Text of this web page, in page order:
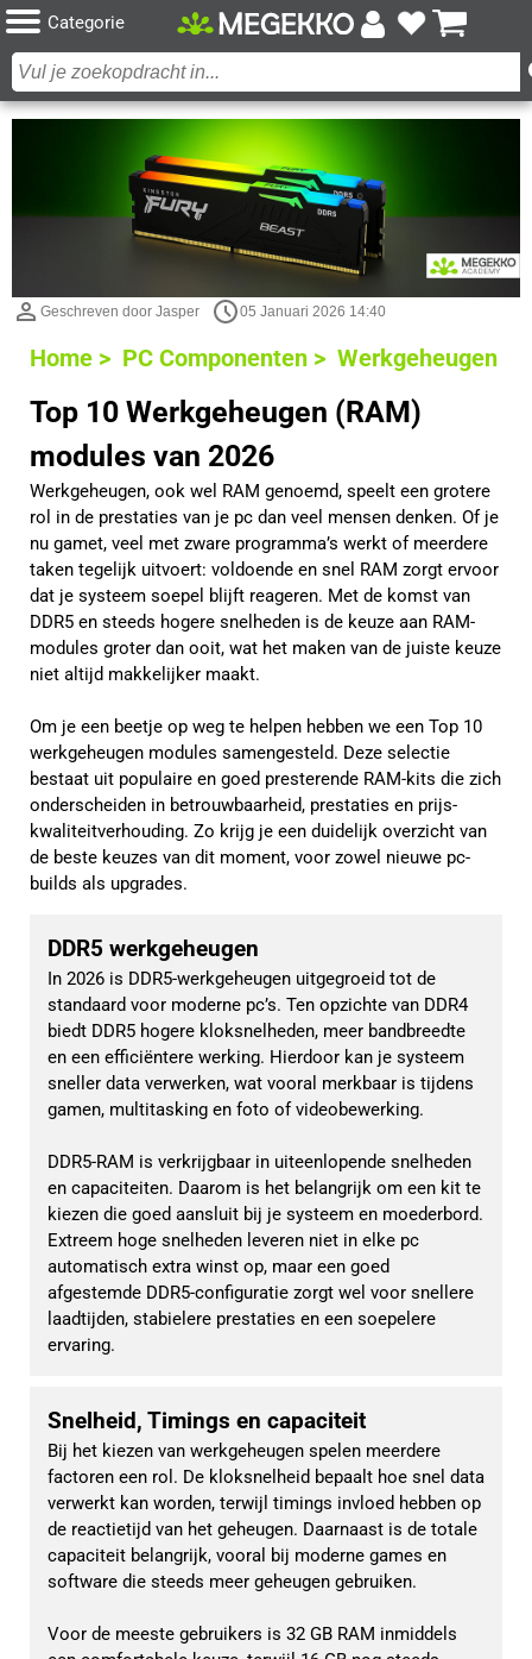
Categorie
Geschreven door Jasper 05 Januari 2026 14:40
Home > PC Componenten > Werkgeheugen
Top 10 Werkgeheugen (RAM)
modules van 2026
Werkgeheugen, ook wel RAM genoemd, speelt een grotere
rol in de prestaties van je pc dan veel mensen denken. Of je
nu gamet, veel met zware programma’s werkt of meerdere
taken tegelijk uitvoert: voldoende en snel RAM zorgt ervoor
dat je systeem soepel blijft reageren. Met de komst van
DDR5 en steeds hogere snelheden is de keuze aan RAM-
modules groter dan ooit, wat het maken van de juiste keuze
niet altijd makkelijker maakt.
Om je een beetje op weg te helpen hebben we een Top 10
werkgeheugen modules samengesteld. Deze selectie
bestaat uit populaire en goed presterende RAM-kits die zich
onderscheiden in betrouwbaarheid, prestaties en prijs-
kwaliteitverhouding. Zo krijg je een duidelijk overzicht van
de beste keuzes van dit moment, voor zowel nieuwe pc-
builds als upgrades.
DDR5 werkgeheugen
In 2026 is DDR5-werkgeheugen uitgegroeid tot de
standaard voor moderne pc’s. Ten opzichte van DDR4
biedt DDR5 hogere kloksnelheden, meer bandbreedte
en een efficiëntere werking. Hierdoor kan je systeem
sneller data verwerken, wat vooral merkbaar is tijdens
gamen, multitasking en foto of videobewerking.
DDR5-RAM is verkrijgbaar in uiteenlopende snelheden
en capaciteiten. Daarom is het belangrijk om een kit te
kiezen die goed aansluit bij je systeem en moederbord.
Extreem hoge snelheden leveren niet in elke pc
automatisch extra winst op, maar een goed
afgestemde DDR5-configuratie zorgt wel voor snellere
laadtijden, stabielere prestaties en een soepelere
ervaring.
Snelheid, Timings en capaciteit
Bij het kiezen van werkgeheugen spelen meerdere
factoren een rol. De kloksnelheid bepaalt hoe snel data
verwerkt kan worden, terwijl timings invloed hebben op
de reactietijd van het geheugen. Daarnaast is de totale
capaciteit belangrijk, vooral bij moderne games en
software die steeds meer geheugen gebruiken.
Voor de meeste gebruikers is 32 GB RAM inmiddels